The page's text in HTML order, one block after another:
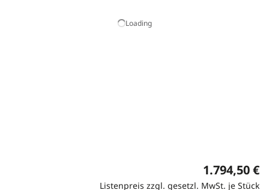
Loading
1.794,50 €
Listenpreis zzgl. gesetzl. MwSt. je Stück